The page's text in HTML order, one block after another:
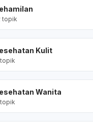
topik
Kulit
topik
Wanita
topik